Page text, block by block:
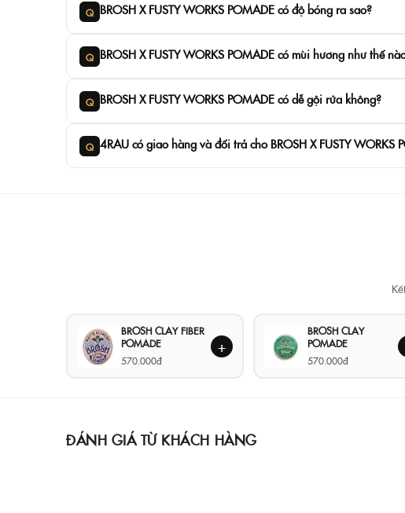
Q BROSH X FUSTY WORKS POMADE có độ bóng ra sao?
Q BROSH X FUSTY WORKS POMADE có mùi hương như thế
Q BROSH X FUSTY WORKS POMADE có dễ gội rửa không?
Q 4RAU có giao hàng và đổi trả cho BROSH X FUSTY WORKS
BROSH CLAY FIBER
POMADE
570.000đ
+
BROSH CLAY
POMADE
570.000đ
ĐÁNH GIÁ TỪ KHÁCH HÀNG